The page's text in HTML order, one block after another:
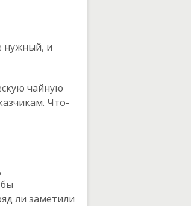
нужный, и
чайную
Что-
ли заметили